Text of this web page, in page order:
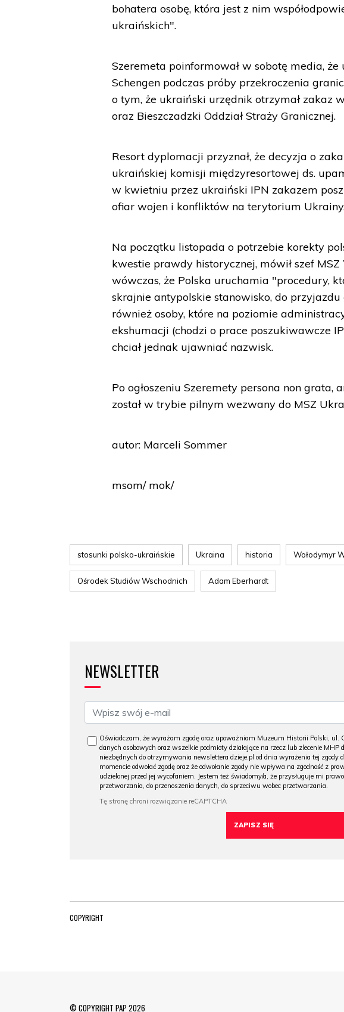
bohatera osobę, która jest z nim
ukraińskich".
Szeremeta poinformował w sobotę media,
Schengen podczas próby przekroczenia
o tym, że ukraiński urzędnik otrzymał zakaz
oraz Bieszczadzki Oddział Straży Granicznej.
Resort dyplomacji przyznał, że decyzja o
ukraińskiej komisji międzyresortowej ds.
w kwietniu przez ukraiński IPN zakazem
ofiar wojen i konfliktów na terytorium
Na początku listopada o potrzebie korekty
kwestie prawdy historycznej, mówił szef
wówczas, że Polska uruchamia "procedury,
skrajnie antypolskie stanowisko, do przyjazdu
również osoby, które na poziomie
ekshumacji (chodzi o prace poszukiwawcze
chciał jednak ujawniać nazwisk.
Po ogłoszeniu Szeremety persona non grata,
został w trybie pilnym wezwany do MSZ
autor: Marceli Sommer
msom/ mok/
stosunki polsko-ukraińskie Ukraina historia Wołodymyr
Ośrodek Studiów Wschodnich Adam Eberhardt
NEWSLETTER
Oświadczam, że wyrażam zgodę oraz upoważniam Muzeum Historii Polski,
danych osobowych oraz wszelkie podmioty działające na rzecz lub zlecenie
niezbędnych do otrzymywania newslettera dzieje.pl od dnia wyrażenia tej zgody
momencie odwołać zgodę oraz że odwołanie zgody nie wpływa na zgodność z
udzielonej przed jej wycofaniem. Jestem też świadomy/a, że przysługuje mi
przetwarzania, do przenoszenia danych, do sprzeciwu wobec przetwarzania.
COPYRIGHT
© COPYRIGHT PAP 2026